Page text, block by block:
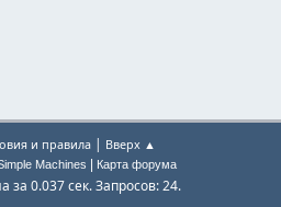
и правила | Вверх ▲
Machines Карта форума
за 0.037 сек. Запросов: 24.